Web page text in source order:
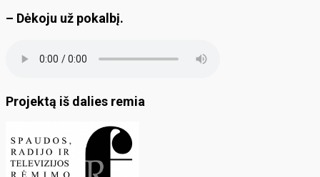
– Dėkoju už pokalbį.
Projektą iš dalies remia